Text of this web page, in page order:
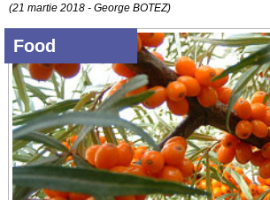
(21 martie 2018 - George BOTEZ)
Food